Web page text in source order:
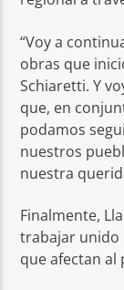
“Voy a
obras que
Schiaretti. Y
que, en
podamos
nuestros
nuestra
Finalmente,
trabajar unido
que afectan al